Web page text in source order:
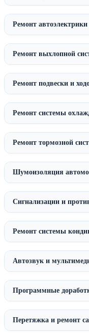
Ремонт
Ремонт выхлопной
Ремонт подвески и
Ремонт системы
Ремонт тормозной
Шумоизоляция
Сигнализации и
Ремонт системы
Автозвук и
Программные
Перетяжка и ремонт